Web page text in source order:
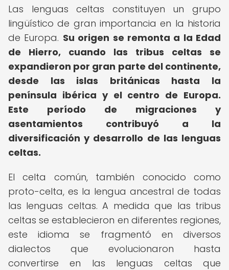
Las lenguas celtas constituyen un grupo
lingüístico de gran importancia en la historia
de Europa. Su origen se remonta a la Edad
de Hierro, cuando las tribus celtas se
expandieron por gran parte del continente,
desde las islas británicas hasta la
península ibérica y el centro de Europa.
Este período de migraciones y
asentamientos contribuyó a la
diversificación y desarrollo de las lenguas
celtas.
El celta común, también conocido como
proto-celta, es la lengua ancestral de todas
las lenguas celtas. A medida que las tribus
celtas se establecieron en diferentes regiones,
este idioma se fragmentó en diversos
dialectos que evolucionaron hasta
convertirse en las lenguas celtas que